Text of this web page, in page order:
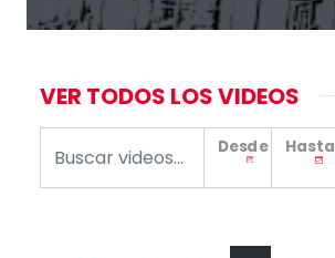
VER TODOS LOS VIDEOS
Desde Hasta